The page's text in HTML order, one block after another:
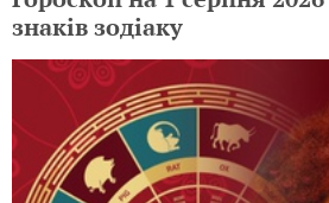
знаків зодіаку